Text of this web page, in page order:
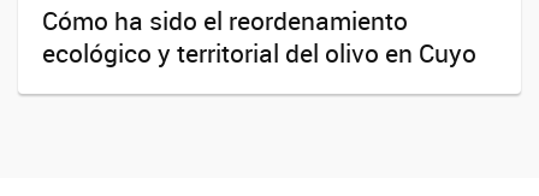
Cómo ha sido el reordenamiento
ecológico y territorial del olivo en Cuyo